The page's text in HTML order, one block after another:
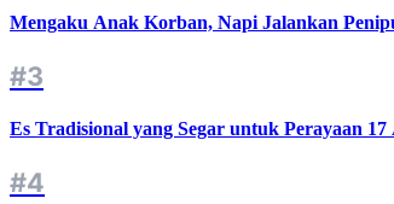
Mengaku Anak Korban, Napi Jalankan
#3
Es Tradisional yang Segar untuk Perayaan 17
#4